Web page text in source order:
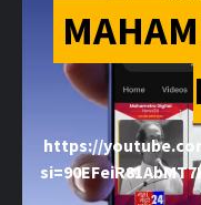
https://